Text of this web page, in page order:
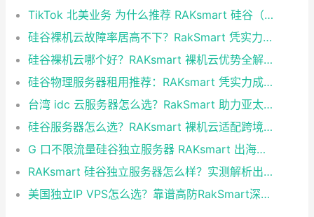
TikTok 北美业务 为什么推荐 RAKsmart 硅谷（圣何塞）原生 IP 服务器
硅谷裸机云故障率居高不下？RakSmart 凭实力破解稳定性难题
硅谷裸机云哪个好？RAKsmart 裸机云优势全解析
硅谷物理服务器租用推荐：RAKsmart 凭实力成为跨境业务首选
台湾 idc 云服务器怎么选？RakSmart 助力亚太业务高效部署
硅谷服务器怎么选？RAKsmart 裸机云适配跨境电商 手游后台
G 口不限流量硅谷独立服务器 RAKsmart 出海业务实测
RAKsmart 硅谷独立服务器怎么样？实测解析出海业务选型参考
美国独立IP VPS怎么选？靠谱高防RakSmart深度推荐